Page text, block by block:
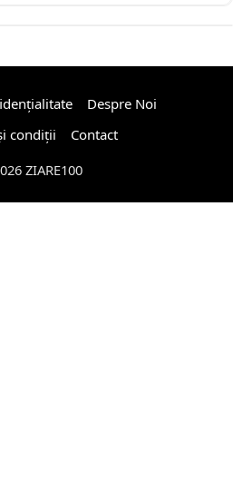
Despre Noi
condiții
Contact
ZIARE100